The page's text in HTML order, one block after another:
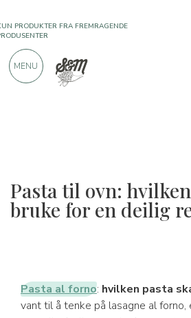
Pasta til ovn:
bruke for en deilig
Pasta al forno: hvilken pasta
vant til å tenke på lasagne al forno,
900 POSITIVE ANMELDELSER
MENU